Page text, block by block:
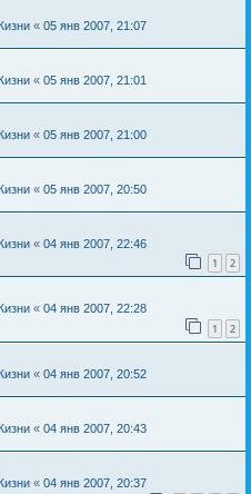
« 05 янв 2007, 21:07
« 05 янв 2007, 21:01
« 05 янв 2007, 21:00
« 05 янв 2007, 20:50
« 04 янв 2007, 22:46
1 2
« 04 янв 2007, 22:28
1 2
« 04 янв 2007, 20:52
« 04 янв 2007, 20:43
« 04 янв 2007, 20:37